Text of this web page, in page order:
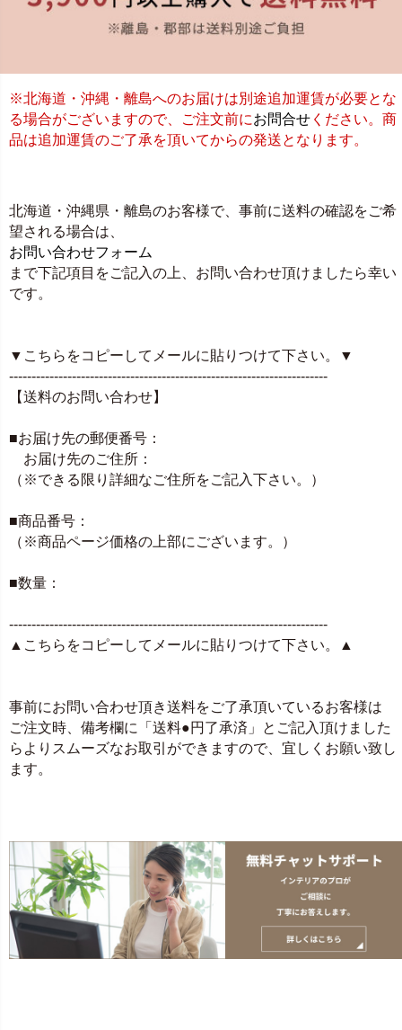
※北海道・沖縄・離島へのお届けは別途追加運賃が必要とな
る場合がございますので、ご注文前にお問合せ ください。商
品は追加運賃のご了承を頂いてからの発送となります。
北海道・沖縄県・離島のお客様で、事前に送料の確認をご希
望される場合は、
お問い合わせフォーム
まで下記項目をご記入の上、お問い合わせ頂けましたら幸い
です。
▼こちらをコピーしてメールに貼りつけて下さい。▼
-----------------------------------------------------------------------
【送料のお問い合わせ】
■お届け先の郵便番号：
お届け先のご住所：
（※できる限り詳細なご住所をご記入下さい。）
■商品番号：
（※商品ページ価格の上部にございます。）
■数量：
-----------------------------------------------------------------------
▲こちらをコピーしてメールに貼りつけて下さい。▲
事前にお問い合わせ頂き送料をご了承頂いているお客様は
ご注文時、備考欄に「送料●円了承済」とご記入頂けました
らよりスムーズなお取引ができますので、宜しくお願い致し
ます。